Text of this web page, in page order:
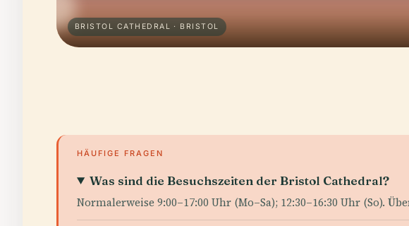
BRISTOL CATHEDRAL · BRISTOL
HÄUFIGE FRAGEN
Was sind die Besuchszeiten der Bristol Cathedral?
Normalerweise 9:00–17:00 Uhr (Mo–Sa); 12:30–16:30 Uhr (So).